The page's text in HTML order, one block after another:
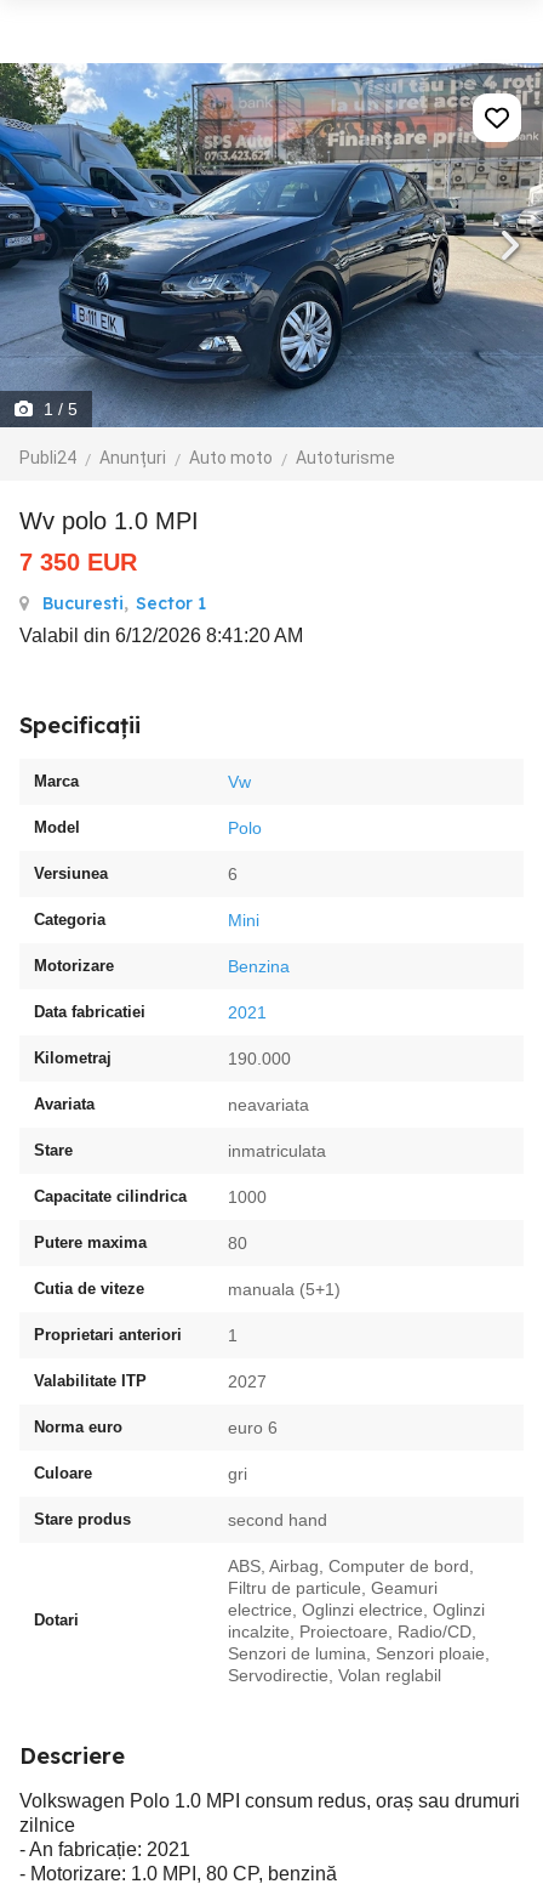
1 / 5
Publi24 Anunțuri Auto moto Autoturisme
wv polo 1.0 MPI
7 350 EUR
Bucuresti, Sector 1
Valabil din 6/12/2026 8:41:20 AM
Specificații
Marca Vw
Model Polo
Versiunea 6
Categoria Mini
Motorizare Benzina
Data fabricatiei 2021
Kilometraj 190.000
Avariata neavariata
Stare inmatriculata
Capacitate cilindrica 1000
Putere maxima 80
Cutia de viteze manuala (5+1)
Proprietari anteriori 1
Valabilitate ITP 2027
Norma euro euro 6
Culoare gri
Stare produs second hand
Dotari
ABS, Airbag, Computer de bord,
Filtru de particule, Geamuri
electrice, Oglinzi electrice, Oglinzi
incalzite, Proiectoare, Radio/CD,
Senzori de lumina, Senzori ploaie,
Servodirectie, Volan reglabil
Descriere
Volkswagen Polo 1.0 MPI consum redus, oraș sau drumuri
zilnice
- An fabricație: 2021
- Motorizare: 1.0 MPI, 80 CP, benzină